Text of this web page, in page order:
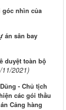
nhìn của
án sân bay
duyệt toàn bộ
11/2021)
- Chủ tịch
các gói thầu
Cảng hàng